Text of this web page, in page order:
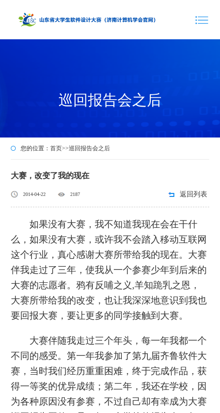
巡回报告会之后
您的位置：首页>>巡回报告会之后
大赛，改变了我的现在
2014-04-22 2187 返回列表
如果没有大赛，我不知道我现在会在干什
么，如果没有大赛，或许我不会踏入移动互联网
这个行业，真心感谢大赛所带给我的现在。大赛
伴我走过了三年，使我从一个参赛少年到后来的
大赛的志愿者。鸦有反哺之义,羊知跪乳之恩 ，
大赛所带给我的改变，也让我深深地意识到我也
要回报大赛，要让更多的同学接触到大赛。
大赛伴随我走过三个年头，每一年我都一个
不同的感受。第一年我参加了第九届齐鲁软件大
赛，当时我们经历重重困难，终于完成作品，获
得一等奖的优异成绩；第二年，我还在学校，因
为各种原因没有参赛，不过自己却有幸成为大赛